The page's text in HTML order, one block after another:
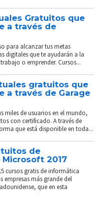
Gratuitos que
a través de
para alcanzar tus metas
digitales que te ayudarán a la
o emprender. Cursos...
gratuitos que
a través de Garage
miles de usuarios en el mundo,
con certificado. A través de
que está disponible en toda...
de
2017
cursos gratis de informática
empresas más grande del
que en esta